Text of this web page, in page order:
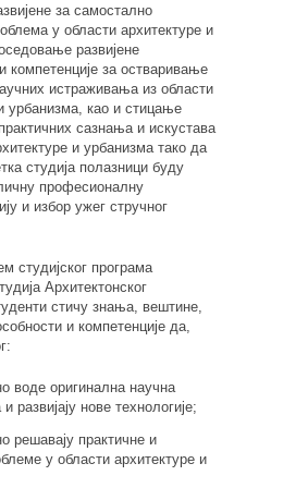
за самостално
у области архитектуре и
развијене
компетенције за остваривање
истраживања из области
урбанизма, као и стицање
сазнања и искустава
и урбанизма тако да
студија полазници буду
професионалну
и избор ужег стручног
студијског програма
Архитектонског
стичу знања, вештине,
и компетенције да,
воде оригинална научна
развијају нове технологије;
решавају практичне и
у области архитектуре и